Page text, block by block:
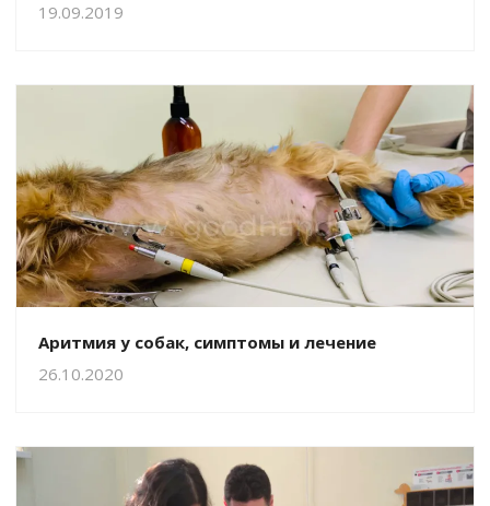
19.09.2019
Аритмия у собак, симптомы и лечение
26.10.2020